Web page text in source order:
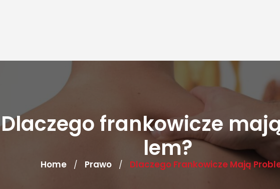
Dlaczego frankowicze
lem?
Home / Prawo / Dlaczego Frankowicze Mają